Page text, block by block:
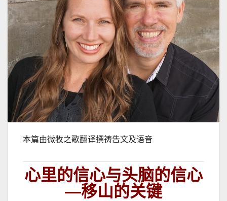
本篇由微牧之歌翻译撰祷告文及语音
心里的信心与头脑的信心
—移山的关键